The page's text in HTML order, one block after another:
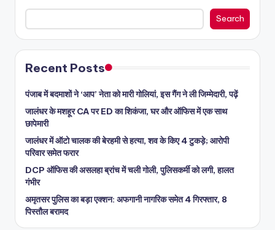
Search
Recent Posts
पंजाब में बदमाशों ने ‘आप’ नेता को मारी गोलियां, इस गैंग ने ली जिम्मेदारी, पढ़ें
जालंधर के मशहूर CA पर ED का शिकंजा, घर और ऑफिस में एक साथ
छापेमारी
जालंधर में ऑटो चालक की बेरहमी से हत्या, शव के किए 4 टुकड़े; आरोपी
परिवार समेत फरार
DCP ऑफिस की असलहा ब्रांच में चली गोली, पुलिसकर्मी को लगी, हालत
गंभीर
अमृतसर पुलिस का बड़ा एक्शन: अफगानी नागरिक समेत 4 गिरफ्तार, 8
पिस्तौल बरामद